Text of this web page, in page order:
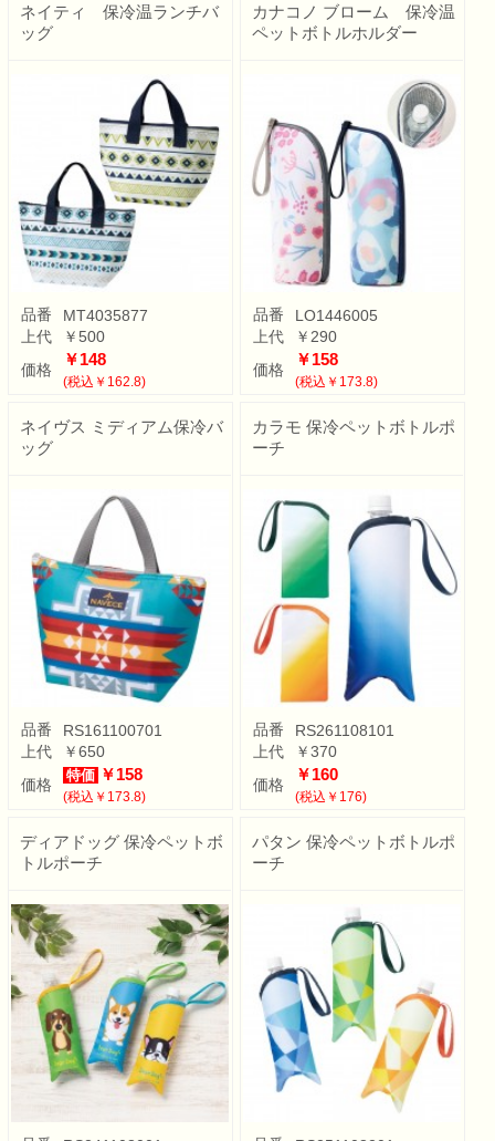
ネイティ 保冷温ランチバ
ッグ
品番
MT4035877
上代
￥500
価格
￥148
(税込￥162.8)
カナコノ ブローム 保冷温
ペットボトルホルダー
品番
LO1446005
上代
￥290
価格
￥158
(税込￥173.8)
ネイヴス ミディアム保冷バ
ッグ
品番
RS161100701
上代
￥650
価格
特価 ￥158
(税込￥173.8)
カラモ 保冷ペットボトルポ
ーチ
品番
RS261108101
上代
￥370
価格
￥160
(税込￥176)
ディアドッグ 保冷ペットボ
トルポーチ
パタン 保冷ペットボトルポ
ーチ